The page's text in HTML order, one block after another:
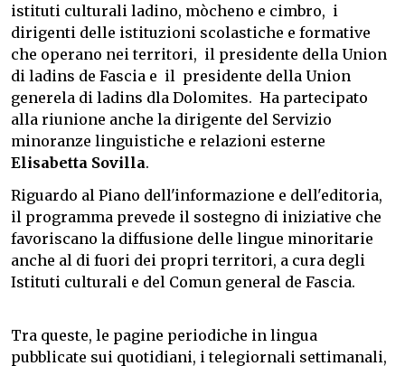
istituti culturali ladino, mòcheno e cimbro, i
dirigenti delle istituzioni scolastiche e formative
che operano nei territori, il presidente della Union
di ladins de Fascia e il presidente della Union
generela di ladins dla Dolomites. Ha partecipato
alla riunione anche la dirigente del Servizio
minoranze linguistiche e relazioni esterne
Elisabetta Sovilla.
Riguardo al Piano dell'informazione e dell'editoria,
il programma prevede il sostegno di iniziative che
favoriscano la diffusione delle lingue minoritarie
anche al di fuori dei propri territori, a cura degli
Istituti culturali e del Comun general de Fascia.
Tra queste, le pagine periodiche in lingua
pubblicate sui quotidiani, i telegiornali settimanali,